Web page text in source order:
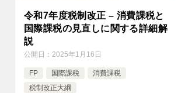
令和7年度税制改正 – 消費課税と
国際課税の見直しに関する詳細解
説
公開日： 2025年1月16日
FP 国際課税
消費課税
税制改正大綱